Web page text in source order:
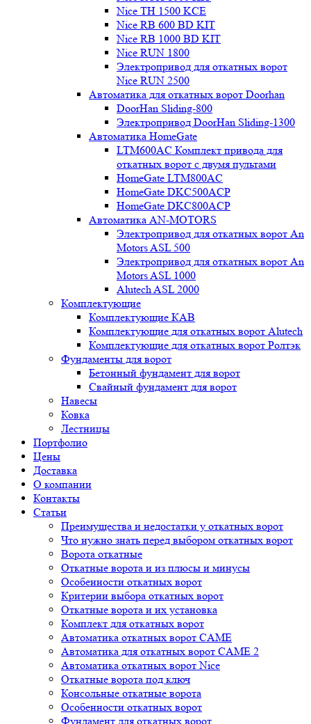
Nice TH 1500 KCE
Nice RB 600 BD KIT
Nice RB 1000 BD KIT
Nice RUN 1800
Электропривод для откатных ворот
Nice RUN 2500
Автоматика для откатных ворот Doorhan
DoorHan Sliding-800
Электропривод DoorHan Sliding-1300
Автоматика HomeGate
LTM600AC Комплект привода для
откатных ворот с двумя пультами
HomeGate LTM800AC
HomeGate DKC500ACP
HomeGate DKC800ACP
Автоматика AN-MOTORS
Электропривод для откатных ворот An
Motors ASL 500
Электропривод для откатных ворот An
Motors ASL 1000
Alutech ASL 2000
Комплектующие
Комплектующие КАВ
Комплектующие для откатных ворот Alutech
Комплектующие для откатных ворот Ролтэк
Фундаменты для ворот
Бетонный фундамент для ворот
Свайный фундамент для ворот
Навесы
Ковка
Лестницы
Портфолио
Цены
Доставка
О компании
Контакты
Статьи
Преимущества и недостатки у откатных ворот
Что нужно знать перед выбором откатных ворот
Ворота откатные
Откатные ворота и из плюсы и минусы
Особенности откатных ворот
Критерии выбора откатных ворот
Откатные ворота и их установка
Комплект для откатных ворот
Автоматика откатных ворот CAME
Автоматика для откатных ворот CAME 2
Автоматика откатных ворот Nice
Откатные ворота под ключ
Консольные откатные ворота
Особенности откатных ворот
Фундамент для откатных ворот